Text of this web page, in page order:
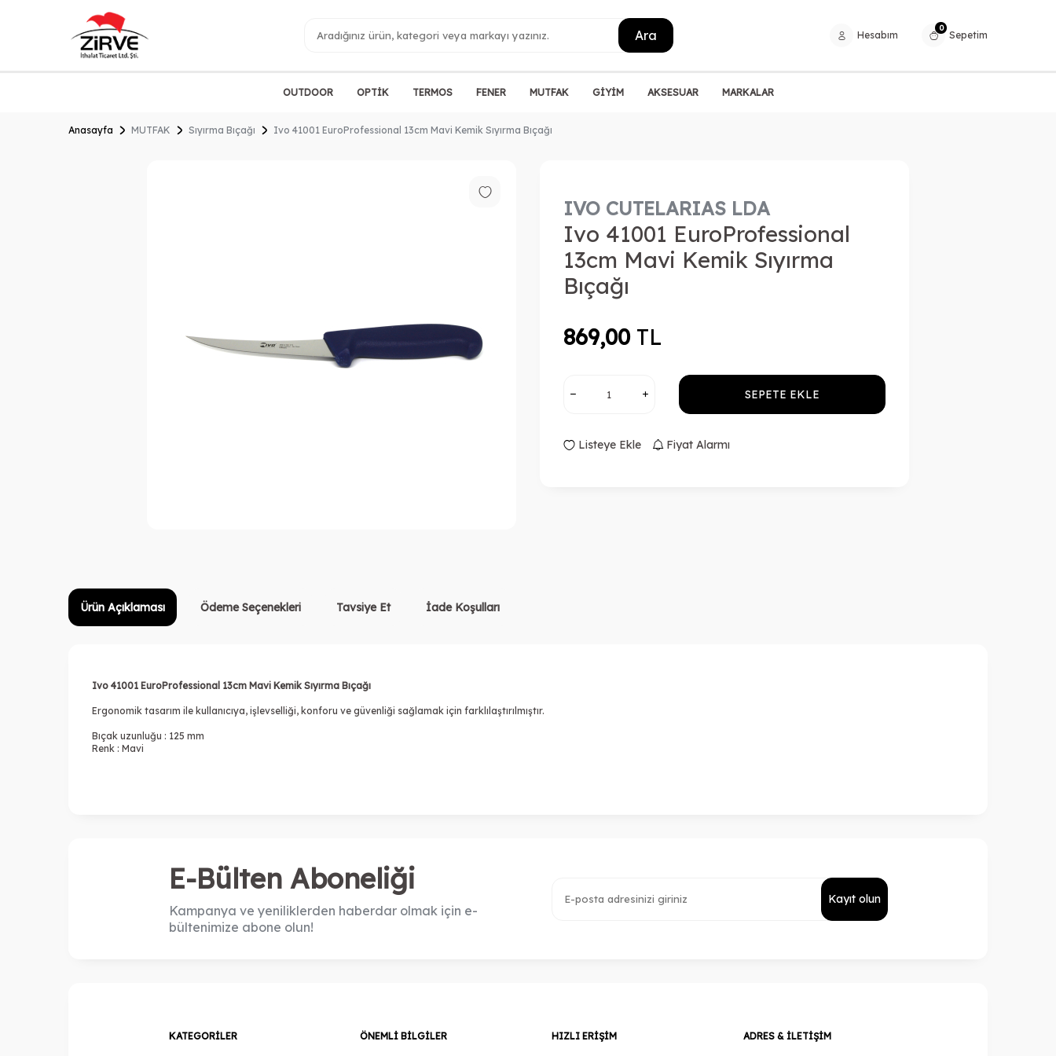
Ara Hesabım
0
Sepetim
OUTDOOR OPTİK TERMOS FENER MUTFAK GİYİM AKSESUAR MARKALAR
Anasayfa MUTFAK Sıyırma Bıçağı Ivo 41001 EuroProfessional 13cm Mavi Kemik Sıyırma Bıçağı
IVO CUTELARIAS LDA
Ivo 41001 EuroProfessional
13cm Mavi Kemik Sıyırma
Bıçağı
869,00TL
SEPETE EKLE
Listeye Ekle Fiyat Alarmı
Ürün Açıklaması Ödeme Seçenekleri Tavsiye Et İade Koşulları
Ivo 41001 EuroProfessional 13cm Mavi Kemik Sıyırma Bıçağı
Ergonomik tasarım ile kullanıcıya, işlevselliği, konforu ve güvenliği sağlamak için farklılaştırılmıştır.
Bıçak uzunluğu : 125 mm
Renk : Mavi
E-Bülten Aboneliği
Kampanya ve yeniliklerden haberdar olmak için e-
bültenimize abone olun!
Kayıt olun
KATEGORILER ÖNEMLI BILGILER HIZLI ERIŞIM ADRES & İLETIŞIM